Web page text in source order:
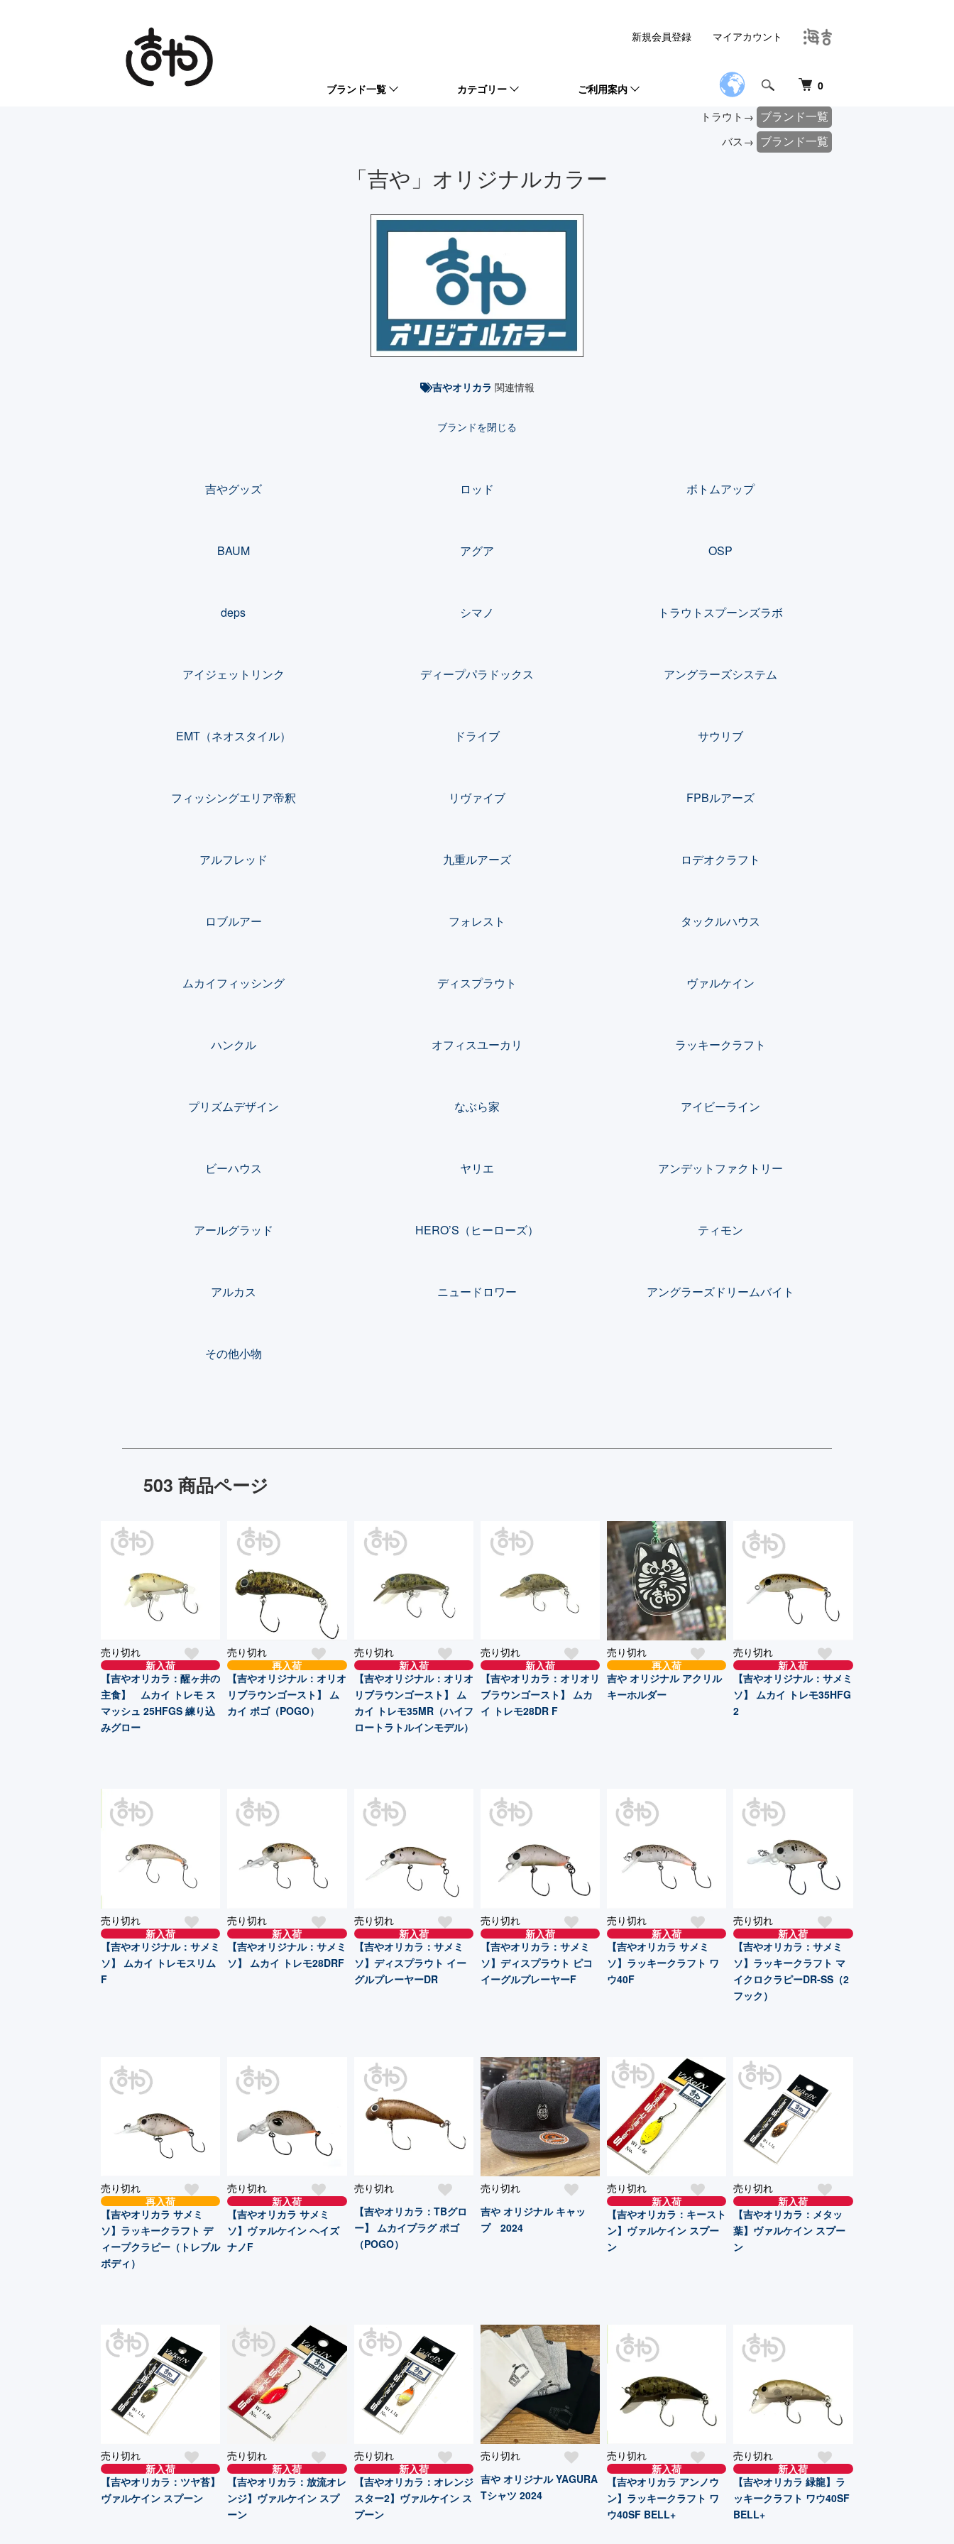
0
ブランド一覧 カテゴリー ご利用案内
新規会員登録 マイアカウント
トラウト→ ブランド一覧
バス→ ブランド一覧
「吉や」オリジナルカラー
吉やオリカラ 関連情報
ブランドを閉じる
吉やグッズ ロッド ボトムアップ
BAUM アグア OSP
deps シマノ トラウトスプーンズラボ
アイジェットリンク ディープパラドックス アングラーズシステム
EMT（ネオスタイル） ドライブ サウリブ
フィッシングエリア帝釈 リヴァイブ FPBルアーズ
アルフレッド 九重ルアーズ ロデオクラフト
ロブルアー フォレスト タックルハウス
ムカイフィッシング ディスプラウト ヴァルケイン
ハンクル オフィスユーカリ ラッキークラフト
プリズムデザイン なぶら家 アイビーライン
ビーハウス ヤリエ アンデットファクトリー
アールグラッド HERO’S（ヒーローズ） ティモン
アルカス ニュードロワー アングラーズドリームバイト
その他小物
503 商品ページ
売り切れ
新入荷
【吉やオリカラ：醒ヶ井の
主食】 ムカイ トレモ ス
マッシュ 25HFGS 練り込
みグロー
売り切れ
再入荷
【吉やオリジナル：オリオ
リブラウンゴースト】 ム
カイ ポゴ（POGO）
売り切れ
新入荷
【吉やオリジナル：オリオ
リブラウンゴースト】 ム
カイ トレモ35MR（ハイフ
ロートラトルインモデル）
売り切れ
新入荷
【吉やオリカラ：オリオリ
ブラウンゴースト】 ムカ
イ トレモ28DR F
売り切れ
再入荷
吉や オリジナル アクリル
キーホルダー
売り切れ
新入荷
【吉やオリジナル：サメミ
ソ】 ムカイ トレモ35HFG
2
売り切れ
新入荷
【吉やオリジナル：サメミ
ソ】 ムカイ トレモスリム
F
売り切れ
新入荷
【吉やオリジナル：サメミ
ソ】 ムカイ トレモ28DRF
売り切れ
新入荷
【吉やオリカラ：サメミ
ソ】ディスプラウト イー
グルプレーヤーDR
売り切れ
新入荷
【吉やオリカラ：サメミ
ソ】ディスプラウト ピコ
イーグルプレーヤーF
売り切れ
新入荷
【吉やオリカラ サメミ
ソ】ラッキークラフト ワ
ウ40F
売り切れ
新入荷
【吉やオリカラ：サメミ
ソ】ラッキークラフト マ
イクロクラピーDR-SS（2
フック）
売り切れ
再入荷
【吉やオリカラ サメミ
ソ】ラッキークラフト デ
ィープクラピー（トレブル
ボディ）
売り切れ
新入荷
【吉やオリカラ サメミ
ソ】ヴァルケイン ヘイズ
ナノF
売り切れ
【吉やオリカラ：TBグロ
ー】 ムカイプラグ ポゴ
（POGO）
売り切れ
吉や オリジナル キャッ
プ 2024
売り切れ
新入荷
【吉やオリカラ：キースト
ン】ヴァルケイン スプー
ン
売り切れ
新入荷
【吉やオリカラ：メタッ
葉】ヴァルケイン スプー
ン
売り切れ
新入荷
【吉やオリカラ：ツヤ苔】
ヴァルケイン スプーン
売り切れ
新入荷
【吉やオリカラ：放流オレ
ンジ】ヴァルケイン スプ
ーン
売り切れ
新入荷
【吉やオリカラ：オレンジ
スター2】ヴァルケイン ス
プーン
売り切れ
吉や オリジナル YAGURA
Tシャツ 2024
売り切れ
新入荷
【吉やオリカラ アンノウ
ン】ラッキークラフト ワ
ウ40SF BELL+
売り切れ
新入荷
【吉やオリカラ 緑龍】ラ
ッキークラフト ワウ40SF
BELL+